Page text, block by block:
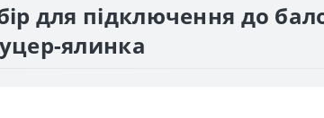
для підключення до
ялинка